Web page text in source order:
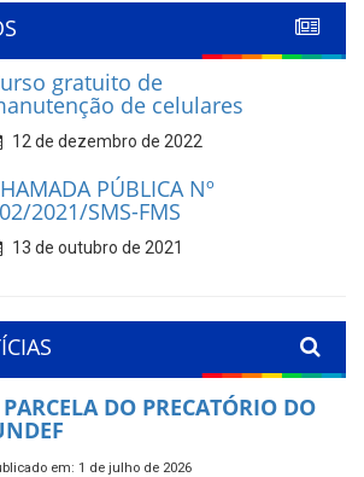
gratuito de
de celulares
12 de dezembro de 2022
PÚBLICA Nº
2021/SMS-FMS
13 de outubro de 2021
PARCELA DO PRECATÓRIO DO
em: 1 de julho de 2026